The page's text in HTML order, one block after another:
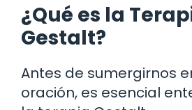
¿Qué es la
Gestalt?
Antes de sumergirnos
oración, es esencial